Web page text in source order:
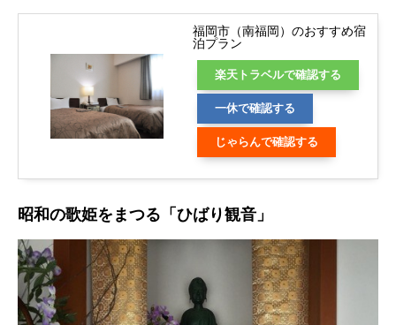
福岡市（南福岡）のおすすめ宿
泊プラン
楽天トラベルで確認する
一休で確認する
じゃらんで確認する
昭和の歌姫をまつる「ひばり観音」